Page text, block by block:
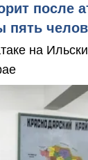
после
пять
на